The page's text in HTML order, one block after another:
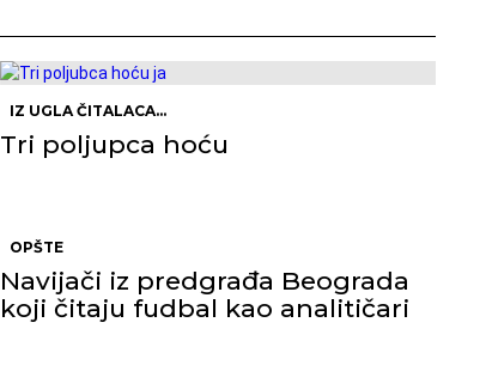
IZ UGLA ČITALACA...
Tri poljupca hoću
OPŠTE
Navijači iz predgrađa Beograda
koji čitaju fudbal kao analitičari